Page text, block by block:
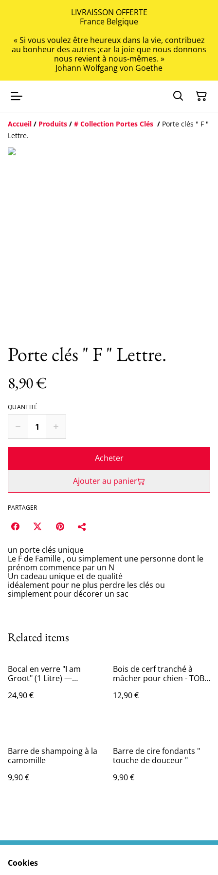
LIVRAISSON OFFERTE
France Belgique
« Si vous voulez être heureux dans la vie, contribuez
au bonheur des autres ;car la joie que nous donnons
nous revient à nous-mêmes. »
Johann Wolfgang von Goethe
Accueil / Produits / # Collection Portes Clés / Porte clés " F "
Lettre.
Porte clés " F " Lettre.
8,90 €
QUANTITÉ
Acheter
Ajouter au panier
PARTAGER
un porte clés unique
Le F de Famille , ou simplement une personne dont le
prénom commence par un N
Un cadeau unique et de qualité
idéalement pour ne plus perdre les clés ou
simplement pour décorer un sac
Related items
Bocal en verre "I am
Groot" (1 Litre) —
naturel
24,90 €
Bois de cerf tranché à
mâcher pour chien - TOBY
12,90 €
Barre de shampoing à la
camomille
9,90 €
Barre de cire fondants "
touche de douceur "
9,90 €
Cookies